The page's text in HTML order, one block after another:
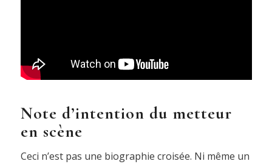
Note d’intention du metteur
en scène
Ceci n’est pas une biographie croisée. Ni même un